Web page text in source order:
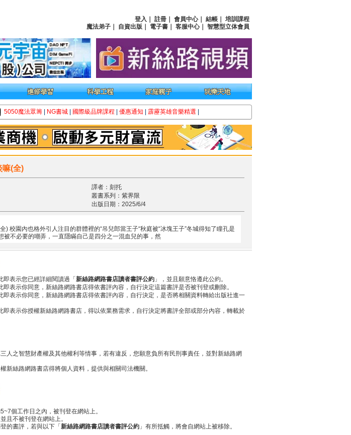
登入 註冊 會員中心｜ 結帳
培訓課程
魔法弟子
自資出版 電子書 客服中心｜ 智慧型立体會員
5050魔法眾籌 NG書城 國際級品牌課程 優惠通知 霹靂英雄音樂精選
嘛(全)
譯者：刻托
叢書系列：紫界限
出版日期：2025/6/4
) 校園內也格外引人注目的群體裡的“吊兒郎當王子“秋庭被“冰塊王子”冬城得知了瞳孔是
被不必要的嘲弄，一直隱瞞自己是四分之一混血兒的事，然
表示您已經詳細閱讀過「 新絲路網路書店讀者書評公約 」，並且願意恪遵此公約。
表示你同意，新絲路網路書店得依書評內容，自行決定這篇書評是否被刊登或刪除。
表示你同意，新絲路網路書店得依書評內容，自行決定，是否將相關資料轉給出版社進一
表示你授權新絲路網路書店，得以依業務需求，自行決定將書評全部或部分內容，轉載於
人之智慧財產權及其他權利等情事，若有違反，您願意負所有民刑事責任，並對新絲路網
新絲路網路書店得將個人資料，提供與相關司法機關。
個工作日之內，被刊登在網站上。
且不被刊登在網站上。
的書評，若與以下「 新絲路網路書店讀者書評公約 」有所抵觸，將會自網站上被移除。